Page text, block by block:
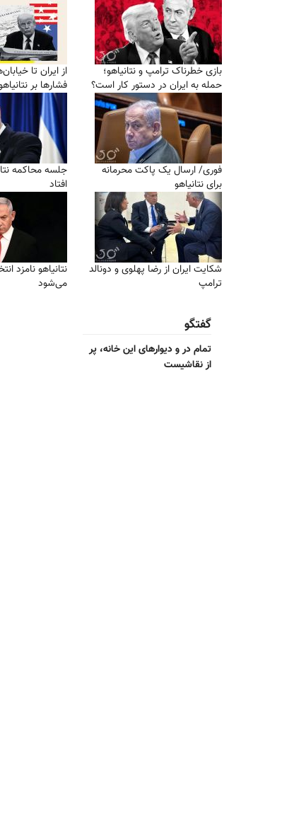
بازی خطرناک ترامپ و نتانیاهو؛
حمله به ایران در دستور کار است؟
از ایران تا
فشارها بر
فوری/ ارسال یک پاکت محرمانه
برای نتانیاهو
جلسه محاکمه
افتاد
شکایت ایران از رضا پهلوی و دونالد
ترامپ
می‌شود
گفتگو
تمام در و دیوارهای این خانه، پر
از نقاشیست